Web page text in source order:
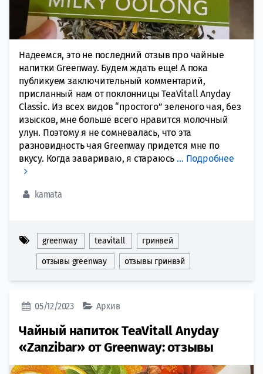
Надеемся, это не последний отзыв про чайные
напитки Greenway. Будем ждать еще! А пока
публикуем заключительный комментарий,
присланный нам от поклонницы TeaVitall Anyday
Classic. Из всех видов “простого” зеленого чая, без
изысков, мне больше всего нравится молочный
улун. Поэтому я не сомневалась, что эта
разновидность чая Greenway придется мне по
вкусу. Когда завариваю, я стараюсь… Подробнее
kamata
greenway teavitall гринвей
отзывы greenway отзывы гринвэй
05/12/2023 Архив
Чайный напиток TeaVitall Anyday
«Zanzibar» от Greenway: отзывы